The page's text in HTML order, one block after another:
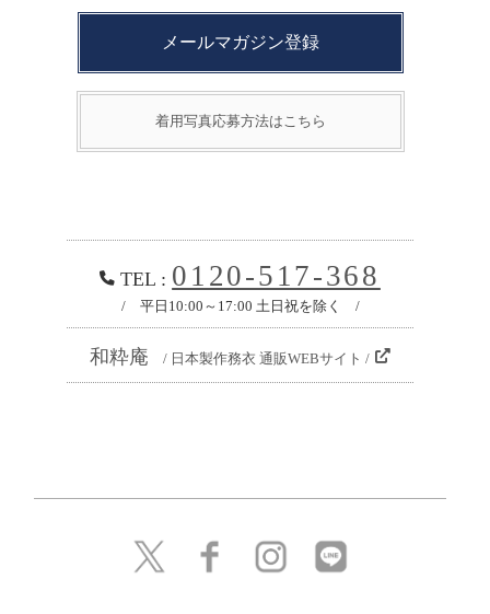
メールマガジン登録
着用写真応募方法はこちら
TEL : 0120-517-368
/ 平日10:00～17:00 土日祝を除く /
和粋庵 / 日本製作務衣 通販WEBサイト /